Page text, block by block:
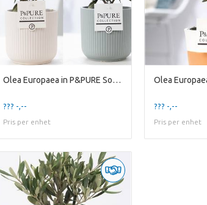
Olea Europaea in P&PURE Sophie ceramics ass. 2
??? -,--
Pris per enhet
??? -,--
Pris per enhet